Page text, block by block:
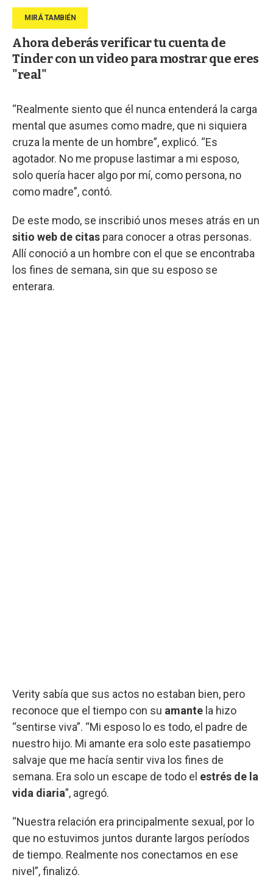
Ahora deberás verificar tu cuenta de
Tinder con un video para mostrar que eres
"real"
“Realmente siento que él nunca entenderá la carga
mental que asumes como madre, que ni siquiera
cruza la mente de un hombre”, explicó. “Es
agotador. No me propuse lastimar a mi esposo,
solo quería hacer algo por mí, como persona, no
como madre”, contó.
De este modo, se inscribió unos meses atrás en un
sitio web de citas para conocer a otras personas.
Allí conoció a un hombre con el que se encontraba
los fines de semana, sin que su esposo se
enterara.
Verity sabía que sus actos no estaban bien, pero
reconoce que el tiempo con su amante la hizo
“sentirse viva”. “Mi esposo lo es todo, el padre de
nuestro hijo. Mi amante era solo este pasatiempo
salvaje que me hacía sentir viva los fines de
semana. Era solo un escape de todo el estrés de la
vida diaria”, agregó.
“Nuestra relación era principalmente sexual, por lo
que no estuvimos juntos durante largos períodos
de tiempo. Realmente nos conectamos en ese
nivel”, finalizó.